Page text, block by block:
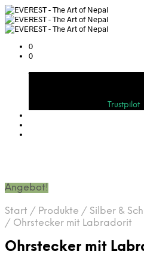
0
0
Trustpilot
Angebot!
Start / Produkte / Silber &
/ Ohrstecker mit Labradorit
Ohrstecker mit